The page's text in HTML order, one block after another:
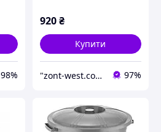
98%
920₴
Купити
"zont-west.com.ua": Онлайн-магазин товарів для відпочинку, саду та вуличної інфраструктури 97%